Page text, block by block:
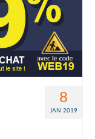
8
JAN 2019